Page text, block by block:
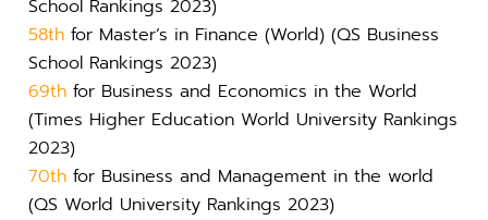
School Rankings 2023)
58th for Master’s in Finance (World) (QS Business
School Rankings 2023)
69th for Business and Economics in the World
(Times Higher Education World University Rankings
2023)
70th for Business and Management in the world
(QS World University Rankings 2023)